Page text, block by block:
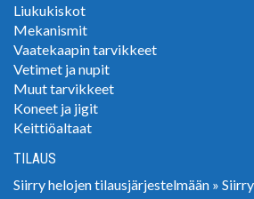
Liukukiskot
Mekanismit
Vaatekaapin tarvikkeet
Vetimet ja nupit
Muut tarvikkeet
Koneet ja jigit
Keittiöaltaat
TILAUS
Siirry helojen tilausjärjestelmään »